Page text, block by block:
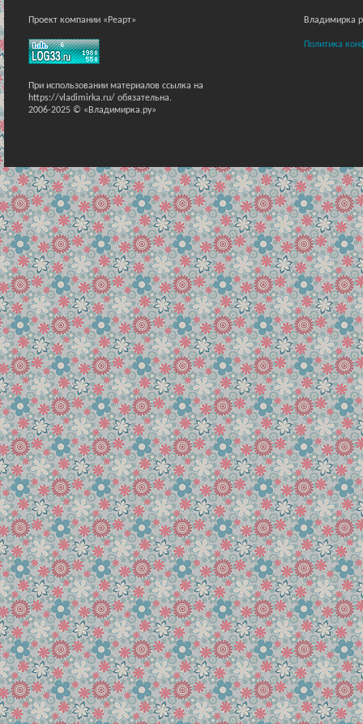
Проект компании «Реарт»
При использовании материалов ссылка на
https://vladimirka.ru/ обязательна.
2006-2025 © «Владимирка.ру»
Владимирка
Политика